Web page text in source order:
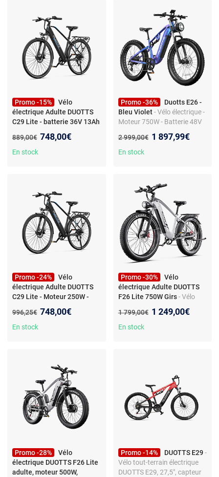
Promo -15%
Vélo
électrique Adulte DUOTTS
C29 Lite - batterie 36V 13Ah
APP
Ancien prix :
889,00€ Nouveau prix :
748,00€
En stock
Promo -36%
Duotts E26 -
Bleu Violet - Vélo électrique -
Moteur 750W - Batterie 48V
Freins hydrauliques
Ancien prix :
2 999,00€ Nouveau prix :
1 897,99€
En stock
Promo -24%
Vélo
électrique Adulte DUOTTS
C29 Lite - Moteur 250W -
SHIMANO 7 vitesses -
Assistance 70KM VTT APP
Ancien prix :
996,25€ Nouveau prix :
748,00€
En stock
Promo -30%
Vélo
électrique Adulte DUOTTS
F26 Lite 750W Girs - Vélo
Moteur 750W Vitesse
Maximale 50Km/h, vélo
Ancien prix :
1 799,00€ Nouveau prix :
1 249,00€
En stock
Promo -28%
Vélo
électrique DUOTTS F26 Lite
adulte, moteur 500W,
Promo -14% DUOTTS E29 -
Vélo tout-terrain électrique
DUOTTS E29, 27,5", capteur